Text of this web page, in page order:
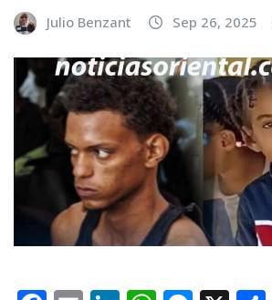
Julio Benzant Sep 26, 2025